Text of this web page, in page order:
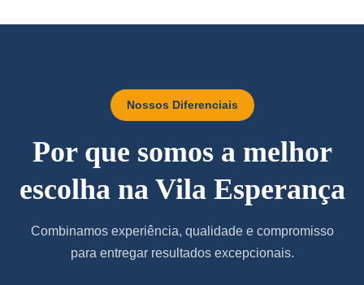
Nossos Diferenciais
Por que somos a melhor
escolha na Vila Esperança
Combinamos experiência, qualidade e compromisso
para entregar resultados excepcionais.